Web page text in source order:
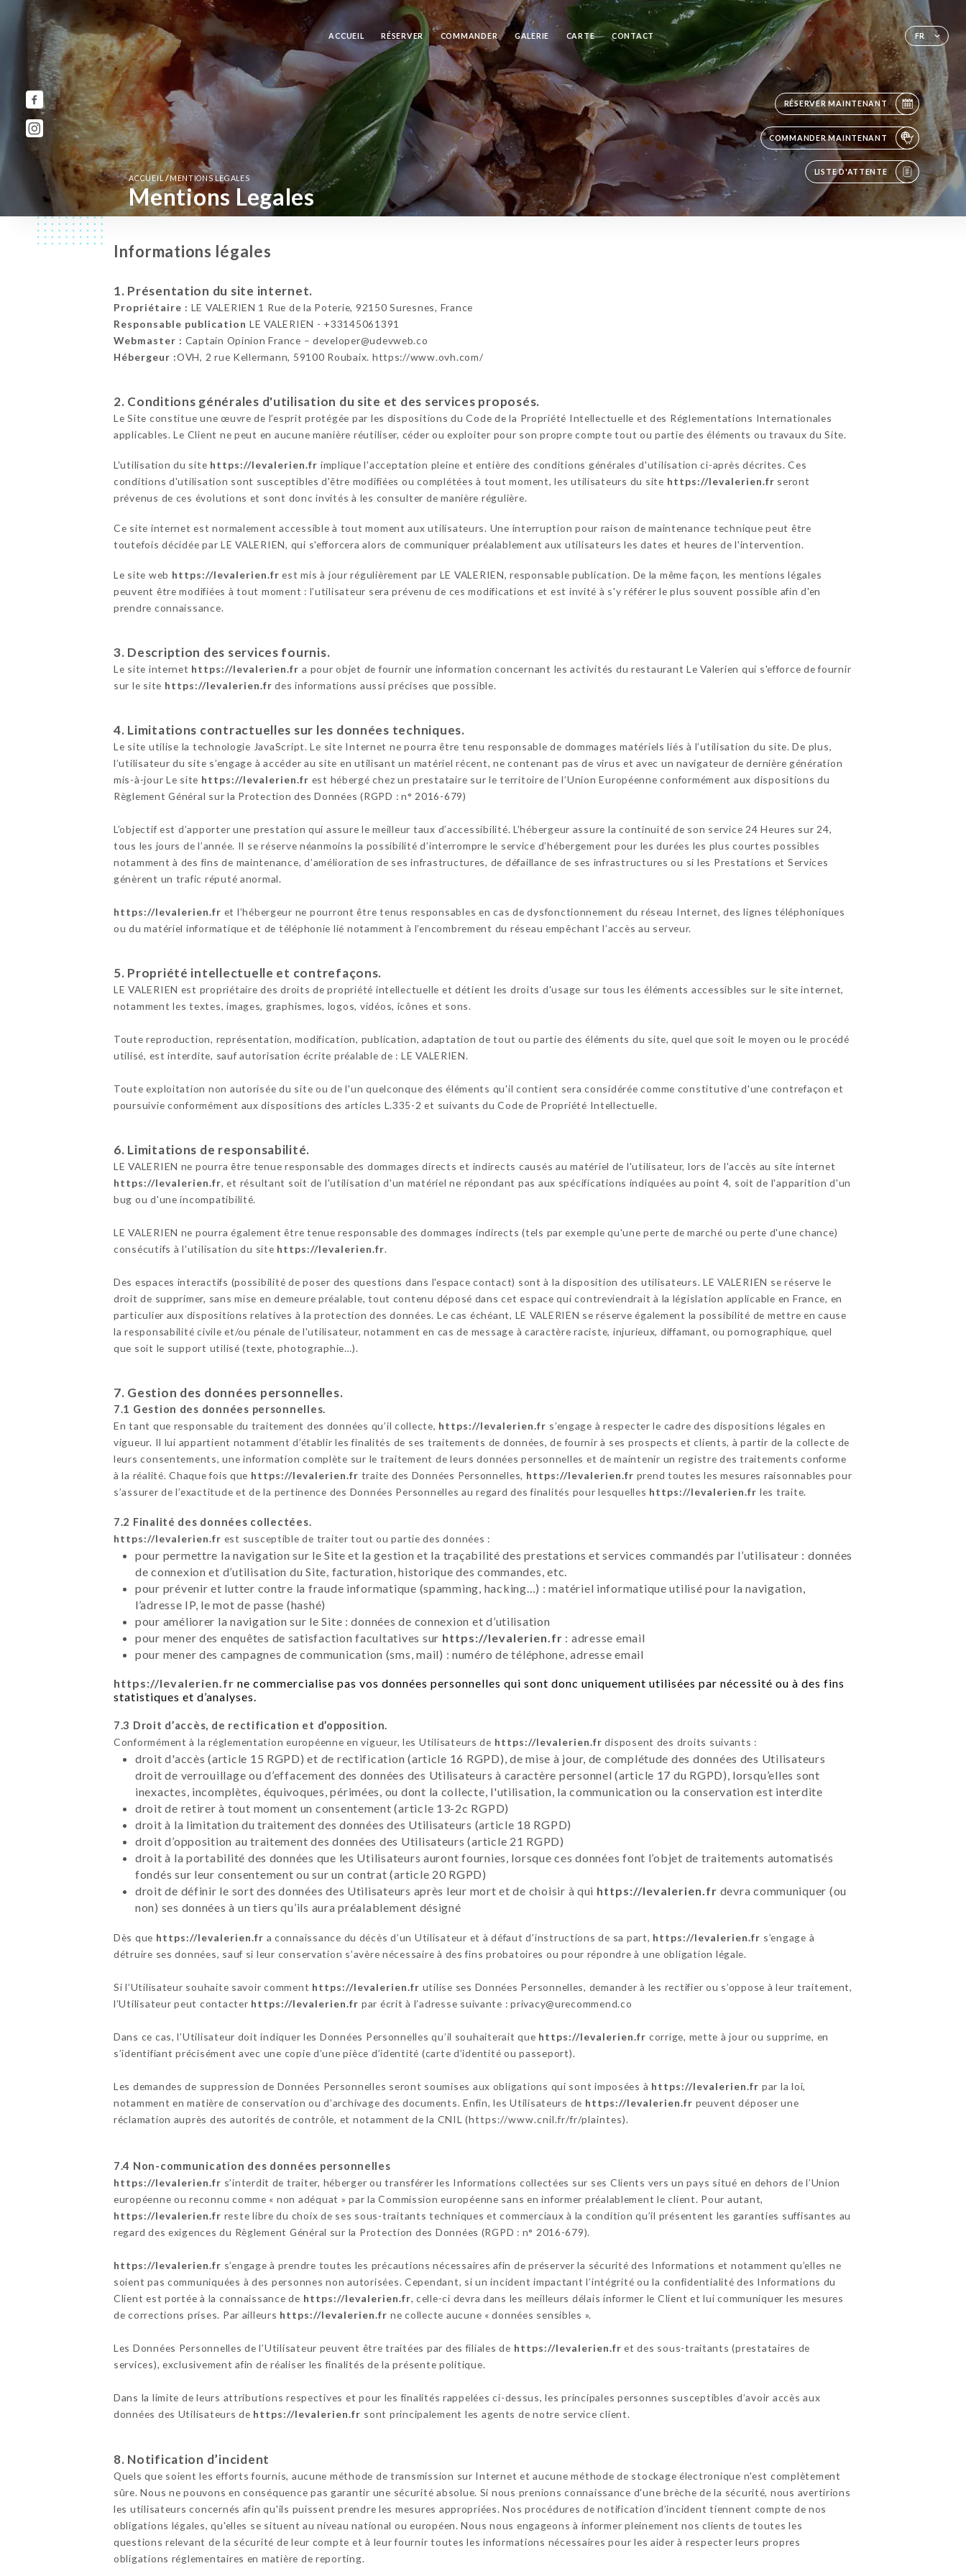
FR
ACCUEIL RÉSERVER COMMANDER GALERIE CARTE CONTACT
RÉSERVER MAINTENANT
COMMANDER MAINTENANT
LISTE D'ATTENTE
ACCUEIL/ MENTIONS LEGALES
Mentions Legales
Informations légales
1. Présentation du site internet.
Propriétaire : LE VALERIEN 1 Rue de la Poterie, 92150 Suresnes, France
Responsable publication LE VALERIEN - +33145061391
Webmaster : Captain Opinion France – developer@udevweb.co
Hébergeur :OVH, 2 rue Kellermann, 59100 Roubaix. https://www.ovh.com/
2. Conditions générales d'utilisation du site et des services proposés.
Le Site constitue une œuvre de l’esprit protégée par les dispositions du Code de la Propriété Intellectuelle et des Réglementations Internationales
applicables. Le Client ne peut en aucune manière réutiliser, céder ou exploiter pour son propre compte tout ou partie des éléments ou travaux du Site.
L'utilisation du site https://levalerien.fr implique l'acceptation pleine et entière des conditions générales d'utilisation ci-après décrites. Ces
conditions d'utilisation sont susceptibles d'être modifiées ou complétées à tout moment, les utilisateurs du site https://levalerien.fr seront
prévenus de ces évolutions et sont donc invités à les consulter de manière régulière.
Ce site internet est normalement accessible à tout moment aux utilisateurs. Une interruption pour raison de maintenance technique peut être
toutefois décidée par LE VALERIEN, qui s'efforcera alors de communiquer préalablement aux utilisateurs les dates et heures de l'intervention.
Le site web https://levalerien.fr est mis à jour régulièrement par LE VALERIEN, responsable publication. De la même façon, les mentions légales
peuvent être modifiées à tout moment : l’utilisateur sera prévenu de ces modifications et est invité à s'y référer le plus souvent possible afin d'en
prendre connaissance.
3. Description des services fournis.
Le site internet https://levalerien.fr a pour objet de fournir une information concernant les activités du restaurant Le Valerien qui s'efforce de fournir
sur le site https://levalerien.fr des informations aussi précises que possible.
4. Limitations contractuelles sur les données techniques.
Le site utilise la technologie JavaScript. Le site Internet ne pourra être tenu responsable de dommages matériels liés à l’utilisation du site. De plus,
l’utilisateur du site s’engage à accéder au site en utilisant un matériel récent, ne contenant pas de virus et avec un navigateur de dernière génération
mis-à-jour Le site https://levalerien.fr est hébergé chez un prestataire sur le territoire de l’Union Européenne conformément aux dispositions du
Règlement Général sur la Protection des Données (RGPD : n° 2016-679)
L’objectif est d’apporter une prestation qui assure le meilleur taux d’accessibilité. L’hébergeur assure la continuité de son service 24 Heures sur 24,
tous les jours de l’année. Il se réserve néanmoins la possibilité d’interrompre le service d’hébergement pour les durées les plus courtes possibles
notamment à des fins de maintenance, d’amélioration de ses infrastructures, de défaillance de ses infrastructures ou si les Prestations et Services
génèrent un trafic réputé anormal.
https://levalerien.fr et l’hébergeur ne pourront être tenus responsables en cas de dysfonctionnement du réseau Internet, des lignes téléphoniques
ou du matériel informatique et de téléphonie lié notamment à l’encombrement du réseau empêchant l’accès au serveur.
5. Propriété intellectuelle et contrefaçons.
LE VALERIEN est propriétaire des droits de propriété intellectuelle et détient les droits d'usage sur tous les éléments accessibles sur le site internet,
notamment les textes, images, graphismes, logos, vidéos, icônes et sons.
Toute reproduction, représentation, modification, publication, adaptation de tout ou partie des éléments du site, quel que soit le moyen ou le procédé
utilisé, est interdite, sauf autorisation écrite préalable de : LE VALERIEN.
Toute exploitation non autorisée du site ou de l'un quelconque des éléments qu'il contient sera considérée comme constitutive d'une contrefaçon et
poursuivie conformément aux dispositions des articles L.335-2 et suivants du Code de Propriété Intellectuelle.
6. Limitations de responsabilité.
LE VALERIEN ne pourra être tenue responsable des dommages directs et indirects causés au matériel de l'utilisateur, lors de l'accès au site internet
https://levalerien.fr, et résultant soit de l'utilisation d'un matériel ne répondant pas aux spécifications indiquées au point 4, soit de l'apparition d'un
bug ou d'une incompatibilité.
LE VALERIEN ne pourra également être tenue responsable des dommages indirects (tels par exemple qu'une perte de marché ou perte d'une chance)
consécutifs à l'utilisation du site https://levalerien.fr.
Des espaces interactifs (possibilité de poser des questions dans l'espace contact) sont à la disposition des utilisateurs. LE VALERIEN se réserve le
droit de supprimer, sans mise en demeure préalable, tout contenu déposé dans cet espace qui contreviendrait à la législation applicable en France, en
particulier aux dispositions relatives à la protection des données. Le cas échéant, LE VALERIEN se réserve également la possibilité de mettre en cause
la responsabilité civile et/ou pénale de l'utilisateur, notamment en cas de message à caractère raciste, injurieux, diffamant, ou pornographique, quel
que soit le support utilisé (texte, photographie…).
7. Gestion des données personnelles.
7.1 Gestion des données personnelles.
En tant que responsable du traitement des données qu’il collecte, https://levalerien.fr s’engage à respecter le cadre des dispositions légales en
vigueur. Il lui appartient notamment d’établir les finalités de ses traitements de données, de fournir à ses prospects et clients, à partir de la collecte de
leurs consentements, une information complète sur le traitement de leurs données personnelles et de maintenir un registre des traitements conforme
à la réalité. Chaque fois que https://levalerien.fr traite des Données Personnelles, https://levalerien.fr prend toutes les mesures raisonnables pour
s’assurer de l’exactitude et de la pertinence des Données Personnelles au regard des finalités pour lesquelles https://levalerien.fr les traite.
7.2 Finalité des données collectées.
https://levalerien.fr est susceptible de traiter tout ou partie des données :
pour permettre la navigation sur le Site et la gestion et la traçabilité des prestations et services commandés par l’utilisateur : données
de connexion et d’utilisation du Site, facturation, historique des commandes, etc.
pour prévenir et lutter contre la fraude informatique (spamming, hacking…) : matériel informatique utilisé pour la navigation,
l’adresse IP, le mot de passe (hashé)
pour améliorer la navigation sur le Site : données de connexion et d’utilisation
pour mener des enquêtes de satisfaction facultatives sur https://levalerien.fr : adresse email
pour mener des campagnes de communication (sms, mail) : numéro de téléphone, adresse email
https://levalerien.fr ne commercialise pas vos données personnelles qui sont donc uniquement utilisées par nécessité ou à des fins
statistiques et d’analyses.
7.3 Droit d’accès, de rectification et d’opposition.
Conformément à la réglementation européenne en vigueur, les Utilisateurs de https://levalerien.fr disposent des droits suivants :
droit d'accès (article 15 RGPD) et de rectification (article 16 RGPD), de mise à jour, de complétude des données des Utilisateurs
droit de verrouillage ou d’effacement des données des Utilisateurs à caractère personnel (article 17 du RGPD), lorsqu’elles sont
inexactes, incomplètes, équivoques, périmées, ou dont la collecte, l'utilisation, la communication ou la conservation est interdite
droit de retirer à tout moment un consentement (article 13-2c RGPD)
droit à la limitation du traitement des données des Utilisateurs (article 18 RGPD)
droit d’opposition au traitement des données des Utilisateurs (article 21 RGPD)
droit à la portabilité des données que les Utilisateurs auront fournies, lorsque ces données font l’objet de traitements automatisés
fondés sur leur consentement ou sur un contrat (article 20 RGPD)
droit de définir le sort des données des Utilisateurs après leur mort et de choisir à qui https://levalerien.fr devra communiquer (ou
non) ses données à un tiers qu’ils aura préalablement désigné
Dès que https://levalerien.fr a connaissance du décès d’un Utilisateur et à défaut d’instructions de sa part, https://levalerien.fr s’engage à
détruire ses données, sauf si leur conservation s’avère nécessaire à des fins probatoires ou pour répondre à une obligation légale.
Si l’Utilisateur souhaite savoir comment https://levalerien.fr utilise ses Données Personnelles, demander à les rectifier ou s’oppose à leur traitement,
l’Utilisateur peut contacter https://levalerien.fr par écrit à l’adresse suivante : privacy@urecommend.co
Dans ce cas, l’Utilisateur doit indiquer les Données Personnelles qu’il souhaiterait que https://levalerien.fr corrige, mette à jour ou supprime, en
s’identifiant précisément avec une copie d’une pièce d’identité (carte d’identité ou passeport).
Les demandes de suppression de Données Personnelles seront soumises aux obligations qui sont imposées à https://levalerien.fr par la loi,
notamment en matière de conservation ou d’archivage des documents. Enfin, les Utilisateurs de https://levalerien.fr peuvent déposer une
réclamation auprès des autorités de contrôle, et notamment de la CNIL (https://www.cnil.fr/fr/plaintes).
7.4 Non-communication des données personnelles
https://levalerien.fr s’interdit de traiter, héberger ou transférer les Informations collectées sur ses Clients vers un pays situé en dehors de l’Union
européenne ou reconnu comme « non adéquat » par la Commission européenne sans en informer préalablement le client. Pour autant,
https://levalerien.fr reste libre du choix de ses sous-traitants techniques et commerciaux à la condition qu’il présentent les garanties suffisantes au
regard des exigences du Règlement Général sur la Protection des Données (RGPD : n° 2016-679).
https://levalerien.fr s’engage à prendre toutes les précautions nécessaires afin de préserver la sécurité des Informations et notamment qu’elles ne
soient pas communiquées à des personnes non autorisées. Cependant, si un incident impactant l’intégrité ou la confidentialité des Informations du
Client est portée à la connaissance de https://levalerien.fr, celle-ci devra dans les meilleurs délais informer le Client et lui communiquer les mesures
de corrections prises. Par ailleurs https://levalerien.fr ne collecte aucune « données sensibles ».
Les Données Personnelles de l’Utilisateur peuvent être traitées par des filiales de https://levalerien.fr et des sous-traitants (prestataires de
services), exclusivement afin de réaliser les finalités de la présente politique.
Dans la limite de leurs attributions respectives et pour les finalités rappelées ci-dessus, les principales personnes susceptibles d’avoir accès aux
données des Utilisateurs de https://levalerien.fr sont principalement les agents de notre service client.
8. Notification d’incident
Quels que soient les efforts fournis, aucune méthode de transmission sur Internet et aucune méthode de stockage électronique n'est complètement
sûre. Nous ne pouvons en conséquence pas garantir une sécurité absolue. Si nous prenions connaissance d'une brèche de la sécurité, nous avertirions
les utilisateurs concernés afin qu'ils puissent prendre les mesures appropriées. Nos procédures de notification d’incident tiennent compte de nos
obligations légales, qu'elles se situent au niveau national ou européen. Nous nous engageons à informer pleinement nos clients de toutes les
questions relevant de la sécurité de leur compte et à leur fournir toutes les informations nécessaires pour les aider à respecter leurs propres
obligations réglementaires en matière de reporting.